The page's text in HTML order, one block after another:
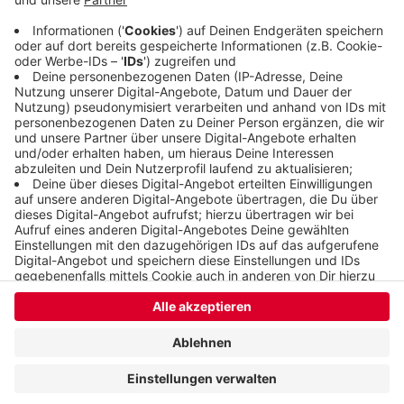
und machen weniger Dreck, heißt es vom Verein.
Veröffentlicht: Montag, 19.06.2023 13:49
Anzeige
Anzeige